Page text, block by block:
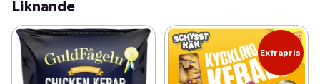
Liknande
Extrapris